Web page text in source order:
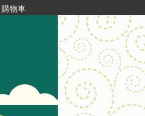
購物車